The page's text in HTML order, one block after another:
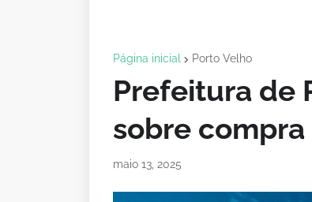
Página inicial Porto Velho
Prefeitura de
sobre
maio 13, 2025